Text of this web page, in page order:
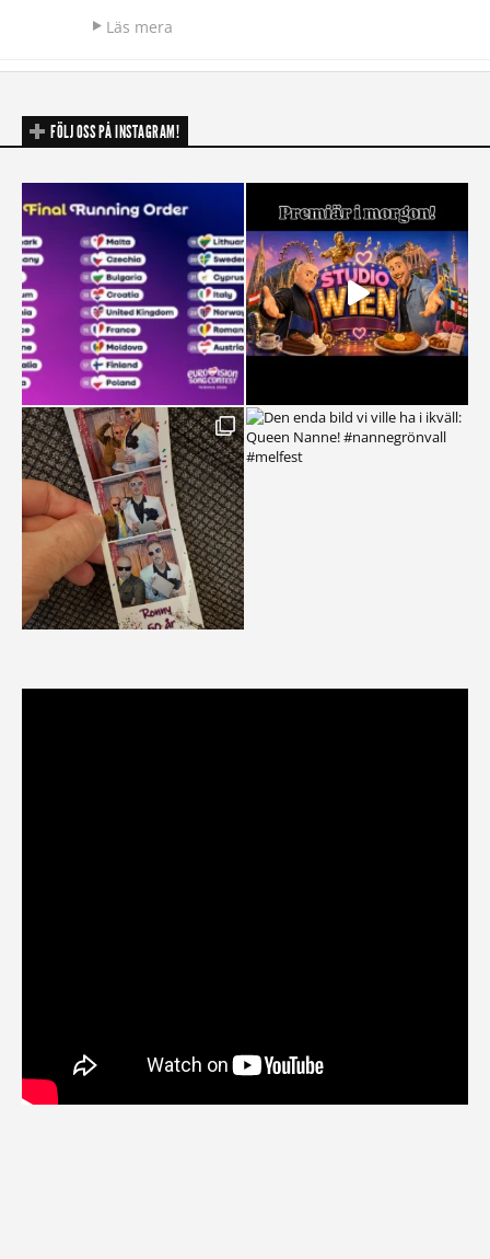
Läs mera
FÖLJ OSS PÅ INSTAGRAM!